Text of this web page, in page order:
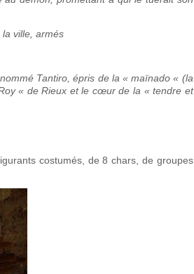
la ville, armés
Tantiro, épris de la « maïnado « (la
« de Rieux et le cœur de la « tendre et
costumés, de 8 chars, de groupes